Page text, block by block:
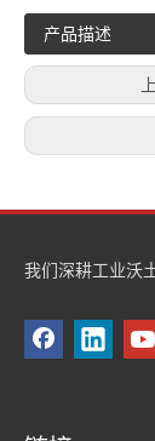
产品描述
我们深耕工业沃